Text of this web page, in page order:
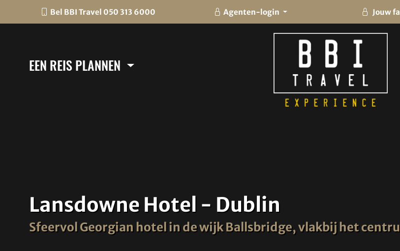
Bel BBI Travel 050 313 6000 Agenten-login Jouw
EEN REIS PLANNEN
Lansdowne Hotel - Dublin
Sfeervol Georgian hotel in de wijk Ballsbridge, vlakbij het